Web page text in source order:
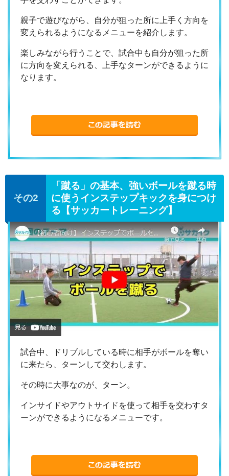
親子で遊びながら、自分が狙った所に上手く方向を
変えられるようになるメニューを紹介します。
楽しみながら行うことで、試合中も自分が狙った所
に方向を変えられる、上手なターンができるように
なります。
「蹴る」の基本、強いボールを蹴る時
に使うインステップキックを身につけ
る【サッカートレーニング】
試合中、ドリブルしている時に相手がボールを奪い
に来たら、ターンして交わします。
その時に大事なのが、ターン。
インサイドやアウトサイドを使って相手を交わすタ
ーンができるようになるメニューです。